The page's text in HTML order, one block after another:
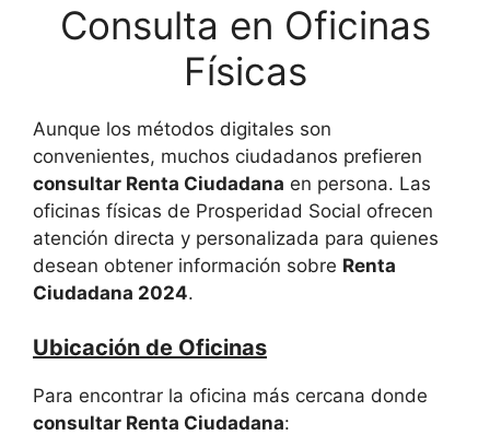
Consulta en Oficinas
Físicas
Aunque los métodos digitales son
convenientes, muchos ciudadanos prefieren
consultar Renta Ciudadana en persona. Las
oficinas físicas de Prosperidad Social ofrecen
atención directa y personalizada para quienes
desean obtener información sobre Renta
Ciudadana 2024.
Ubicación de Oficinas
Para encontrar la oficina más cercana donde
consultar Renta Ciudadana: